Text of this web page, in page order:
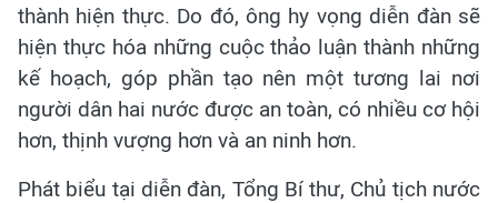
thành hiện thực. Do đó, ông hy vọng diễn đàn sẽ
hiện thực hóa những cuộc thảo luận thành những
kế hoạch, góp phần tạo nên một tương lai nơi
người dân hai nước được an toàn, có nhiều cơ hội
hơn, thịnh vượng hơn và an ninh hơn.
Phát biểu tại diễn đàn, Tổng Bí thư, Chủ tịch nước